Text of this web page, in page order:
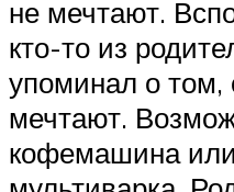
не мечтают.
кто-то из
упоминал о
мечтают.
кофемашина